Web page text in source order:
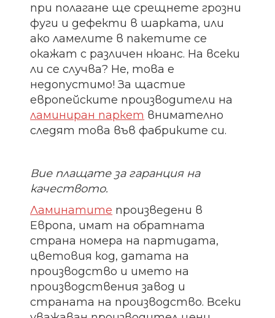
при полагане ще срещнете грозни
фуги и дефекти в шарката, или
ако ламелите в пакетите се
окажат с различен нюанс. На всеки
ли се случва? Не, това е
недопустимо! За щастие
европейските производители на
ламиниран паркет внимателно
следят това във фабриките си.
Вие плащате за гаранция на
качеството.
Ламинатите произведени в
Европа, имат на обратната
страна номера на партидата,
цветовия код, датата на
производство и името на
производствения завод и
страната на производство. Всеки